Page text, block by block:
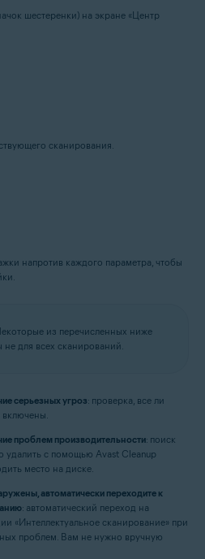
шестеренки) на экране «Центр
сканирования.
напротив каждого параметра, чтобы
из перечисленных ниже
не для всех сканирований.
серьезных угроз: проверка, все ли
включены.
проблем производительности: поиск
удалить с помощью Avast Cleanup
место на диске.
автоматически переходите к
: автоматический переход на
«Интеллектуальное сканирование» при
проблем. Вам не нужно вручную